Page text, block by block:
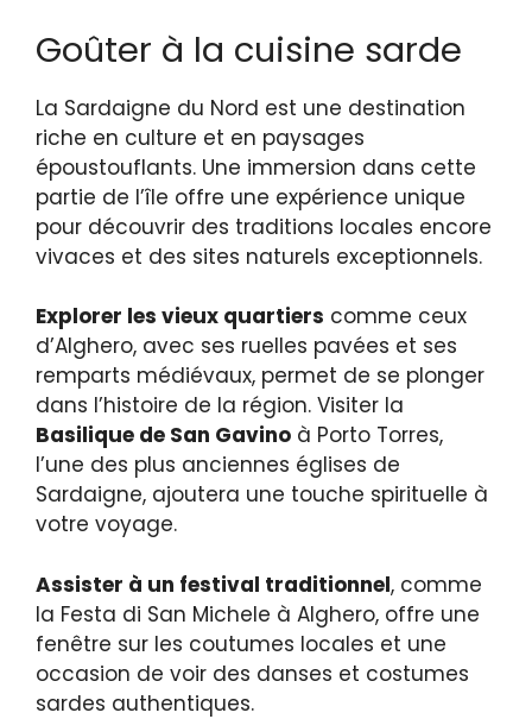
Goûter à la cuisine sarde
La Sardaigne du Nord est une destination
riche en culture et en paysages
époustouflants. Une immersion dans cette
partie de l’île offre une expérience unique
pour découvrir des traditions locales encore
vivaces et des sites naturels exceptionnels.
Explorer les vieux quartiers comme ceux
d’Alghero, avec ses ruelles pavées et ses
remparts médiévaux, permet de se plonger
dans l’histoire de la région. Visiter la
Basilique de San Gavino à Porto Torres,
l’une des plus anciennes églises de
Sardaigne, ajoutera une touche spirituelle à
votre voyage.
Assister à un festival traditionnel, comme
la Festa di San Michele à Alghero, offre une
fenêtre sur les coutumes locales et une
occasion de voir des danses et costumes
sardes authentiques.